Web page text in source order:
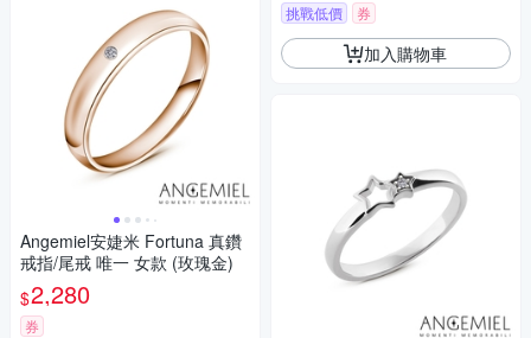
Angemiel安婕米 Fortuna 真鑽
戒指/尾戒 唯一 女款 (玫瑰金)
$2,280
券
挑戰低價 券
加入購物車